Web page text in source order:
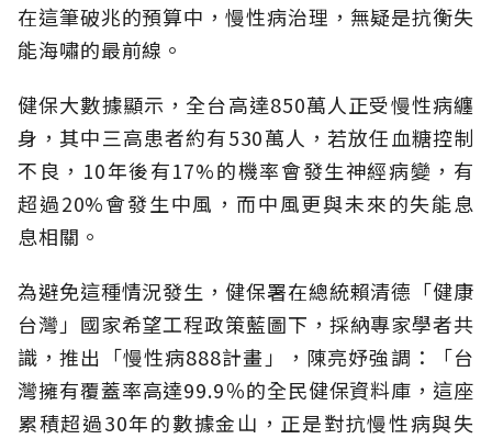
在這筆破兆的預算中，慢性病治理，無疑是抗衡失
能海嘯的最前線。
健保大數據顯示，全台高達850萬人正受慢性病纏
身，其中三高患者約有530萬人，若放任血糖控制
不良，10年後有17%的機率會發生神經病變，有
超過20%會發生中風，而中風更與未來的失能息
息相關。
為避免這種情況發生，健保署在總統賴清德「健康
台灣」國家希望工程政策藍圖下，採納專家學者共
識，推出「慢性病888計畫」，陳亮妤強調：「台
灣擁有覆蓋率高達99.9％的全民健保資料庫，這座
累積超過30年的數據金山，正是對抗慢性病與失